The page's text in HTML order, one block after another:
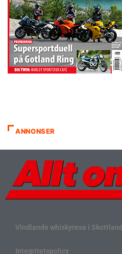
ANNONSER
Vindlande whiskyresa i Skottland
Integritetspolicy